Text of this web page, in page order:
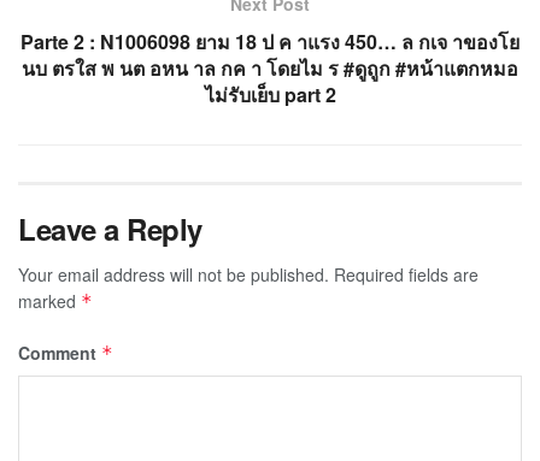
Parte 2 : N1006098 ยาม 18 ป ค าแรง 450… ล กเจ าของโย
นบ ตรใส พ นต อหน าล กค า โดยไม ร #ดูถูก #หน้าแตกหมอ
ไม่รับเย็บ part 2
Leave a Reply
Your email address will not be published. Required fields are
marked *
Comment *